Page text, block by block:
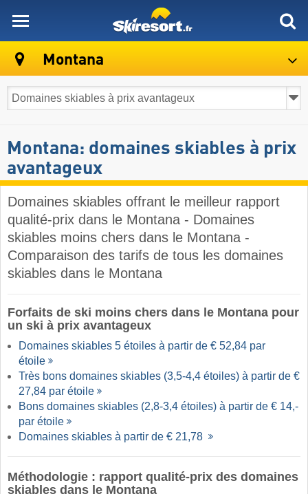
Montana
Montana: domaines skiables à prix
avantageux
Domaines skiables offrant le meilleur rapport
qualité-prix dans le Montana - Domaines
skiables moins chers dans le Montana -
Comparaison des tarifs de tous les domaines
skiables dans le Montana
Forfaits de ski moins chers dans le Montana pour
un ski à prix avantageux
Domaines skiables 5 étoiles à partir de € 52,84 par
étoile
Très bons domaines skiables (3,5-4,4 étoiles) à partir de €
27,84 par étoile
Bons domaines skiables (2,8-3,4 étoiles) à partir de € 14,-
par étoile
Domaines skiables à partir de € 21,78
Méthodologie : rapport qualité-prix des domaines
skiables dans le Montana